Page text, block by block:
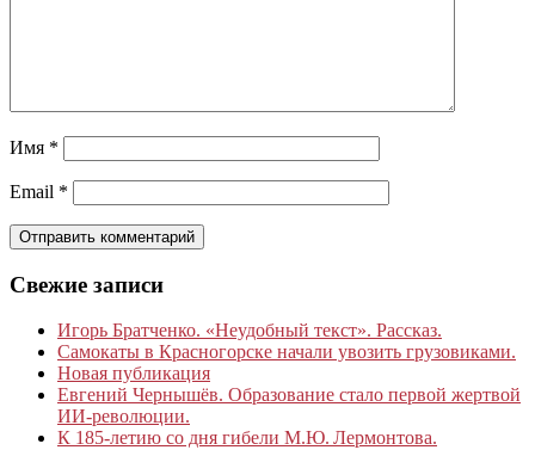
Имя *
Email *
Свежие записи
Игорь Братченко. «Неудобный текст». Рассказ.
Самокаты в Красногорске начали увозить грузовиками.
Новая публикация
Евгений Чернышёв. Образование стало первой жертвой
ИИ-революции.
К 185‑летию со дня гибели М.Ю. Лермонтова.